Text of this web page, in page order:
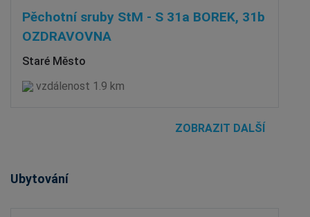
Pěchotní sruby StM - S 31a BOREK, 31b
OZDRAVOVNA
Staré Město
vzdálenost 1.9 km
ZOBRAZIT DALŠÍ
Ubytování